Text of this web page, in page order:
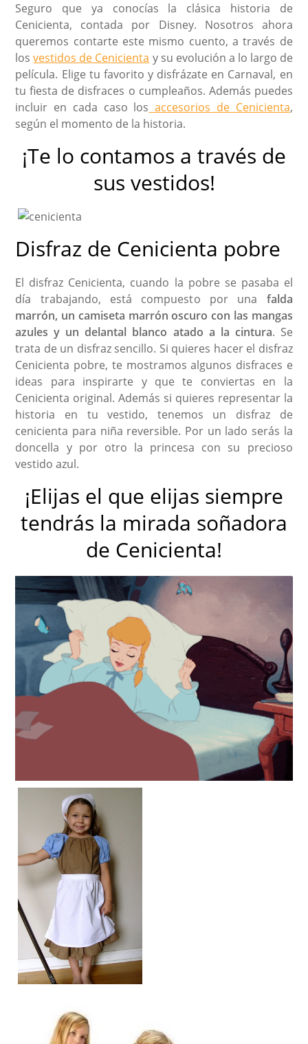
Seguro que ya conocías la clásica historia de
Cenicienta, contada por Disney. Nosotros ahora
queremos contarte este mismo cuento, a través de
losvestidos de Cenicienta y su evolución a lo largo de
película. Elige tu favorito y disfrázate en Carnaval, en
tu fiesta de disfraces o cumpleaños. Además puedes
incluir en cada caso los accesorios de Cenicienta,
según el momento de la historia.
¡Te lo contamos a través de
sus vestidos!
Disfraz de Cenicienta pobre
El disfraz Cenicienta, cuando la pobre se pasaba el
día trabajando, está compuesto por una falda
marrón, un camiseta marrón oscuro con las mangas
azules y un delantal blanco atado a la cintura. Se
trata de un disfraz sencillo. Si quieres hacer el disfraz
Cenicienta pobre, te mostramos algunos disfraces e
ideas para inspirarte y que te conviertas en la
Cenicienta original. Además si quieres representar la
historia en tu vestido, tenemos un disfraz de
cenicienta para niña reversible. Por un lado serás la
doncella y por otro la princesa con su precioso
vestido azul.
¡Elijas el que elijas siempre
tendrás la mirada soñadora
de Cenicienta!